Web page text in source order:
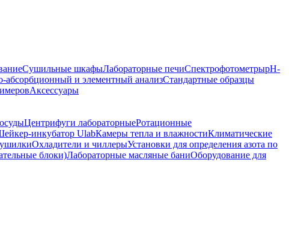
Сушильные шкафыЛабораторные печиСпектрофотометрыpH-
абсорбционный и элементный анализСтандартные образцы
Аксессуары
Центрифуги лабораторныеРотационные
инкубатор UlabКамеры тепла и влажностиКлиматические
Охладители и чиллерыУстановки для определения азота по
блоки)Лабораторные масляные баниОборудование для